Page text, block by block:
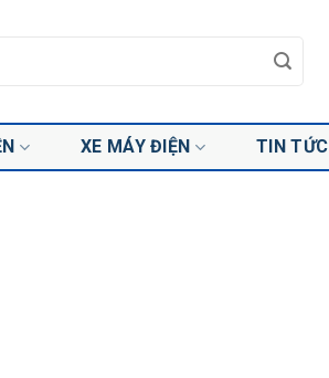
XE MÁY ĐIỆN TIN TỨC